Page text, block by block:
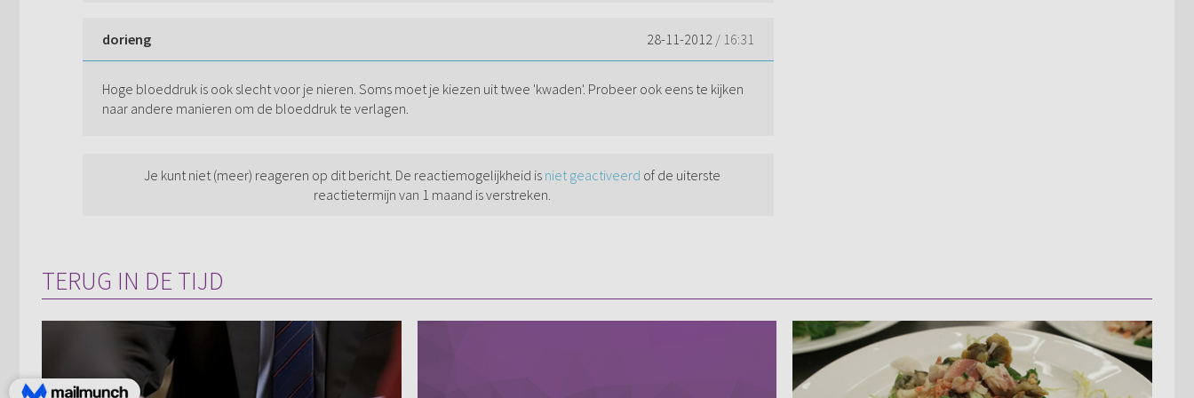
dorieng 28-11-2012 / 16:31
Hoge bloeddruk is ook slecht voor je nieren. Soms moet je kiezen uit twee 'kwaden'. Probeer ook eens te kijken
naar andere manieren om de bloeddruk te verlagen.
Je kunt niet (meer) reageren op dit bericht. De reactiemogelijkheid is niet geactiveerd of de uiterste
reactietermijn van 1 maand is verstreken.
TERUG IN DE TIJD